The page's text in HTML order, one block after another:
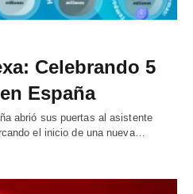
Celebrando 5
España
abrió sus puertas al asistente
el inicio de una nueva…